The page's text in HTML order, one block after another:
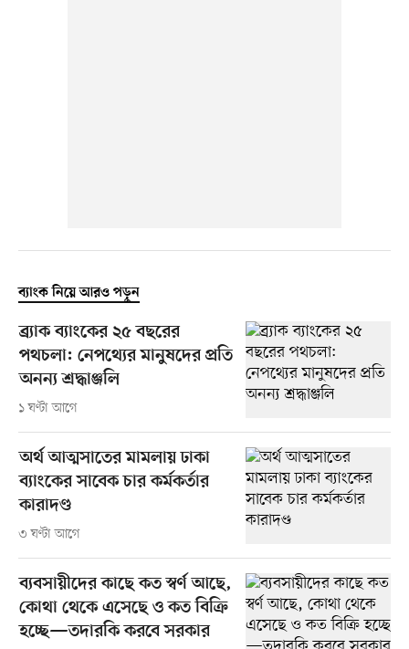
ব্যাংক নিয়ে আরও পড়ুন
ব্র্যাক ব্যাংকের ২৫ বছরের
পথচলা: নেপথ্যের মানুষদের প্রতি
অনন্য শ্রদ্ধাঞ্জলি
১ ঘণ্টা আগে
অর্থ আত্মসাতের মামলায় ঢাকা
ব্যাংকের সাবেক চার কর্মকর্তার
কারাদণ্ড
৩ ঘণ্টা আগে
ব্যবসায়ীদের কাছে কত স্বর্ণ আছে,
কোথা থেকে এসেছে ও কত বিক্রি
হচ্ছে—তদারকি করবে সরকার